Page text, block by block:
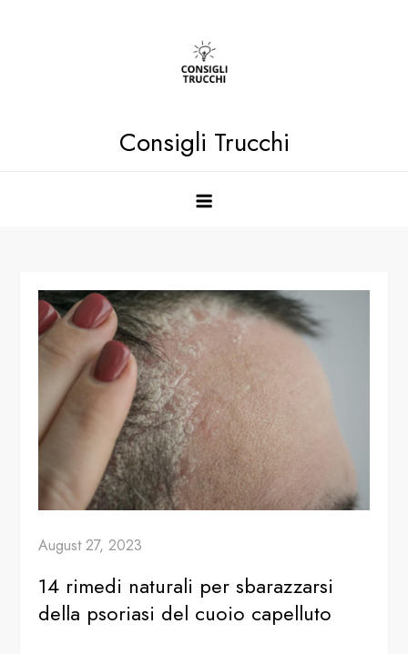
Consigli Trucchi
August 27, 2023
14 rimedi naturali per sbarazzarsi
della psoriasi del cuoio capelluto